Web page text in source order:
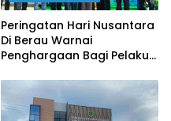
Peringatan Hari Nusantara
Di Berau Warnai
Penghargaan Bagi Pelaku